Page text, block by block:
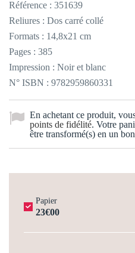
Référence : 351639
Reliures : Dos carré collé
Formats : 14,8x21 cm
Pages : 385
Impression : Noir et blanc
N° ISBN : 9782959860331
En achetant ce produit,
points de fidélité. Votre
être transformé(s) en un
Papier
23€00